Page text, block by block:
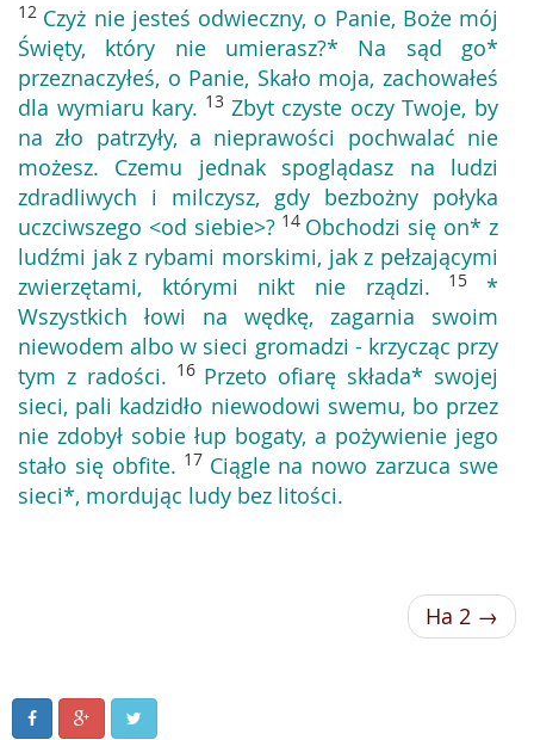
12 Czyż nie jesteś odwieczny, o Panie, Boże mój
Święty, który nie umierasz?* Na sąd go*
przeznaczyłeś, o Panie, Skało moja, zachowałeś
dla wymiaru kary. 13 Zbyt czyste oczy Twoje, by
na zło patrzyły, a nieprawości pochwalać nie
możesz. Czemu jednak spoglądasz na ludzi
zdradliwych i milczysz, gdy bezbożny połyka
uczciwszego <od siebie>?14 Obchodzi się on* z
ludźmi jak z rybami morskimi, jak z pełzającymi
zwierzętami, którymi nikt nie rządzi. 15*
Wszystkich łowi na wędkę, zagarnia swoim
niewodem albo w sieci gromadzi - krzycząc przy
tym z radości. 16 Przeto ofiarę składa* swojej
sieci, pali kadzidło niewodowi swemu, bo przez
nie zdobył sobie łup bogaty, a pożywienie jego
stało się obfite. 17 Ciągle na nowo zarzuca swe
sieci*, mordując ludy bez litości.
Ha 2 →